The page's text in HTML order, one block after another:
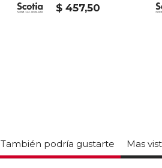
$ 457,50
También podría gustarte Mas